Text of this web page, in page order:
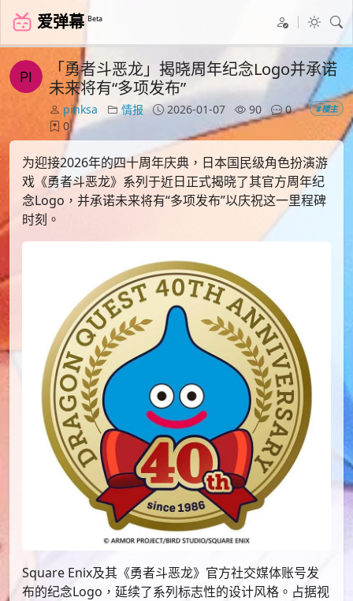
爱弹幕 Beta
「勇者斗恶龙」揭晓周年纪念Logo并承诺
未来将有“多项发布”
pinksa 情报 2026-01-07 90
0
0
#楼主
为迎接2026年的四十周年庆典，日本国民级角色扮演游
戏《勇者斗恶龙》系列于近日正式揭晓了其官方周年纪
念Logo，并承诺未来将有“多项发布”以庆祝这一里程碑
时刻。
Square Enix及其《勇者斗恶龙》官方社交媒体账号发
布的纪念Logo，延续了系列标志性的设计风格。占据视